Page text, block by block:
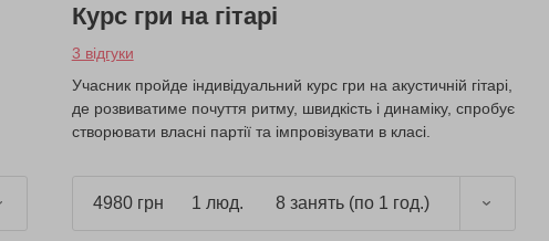
Курс гри на гітарі
3 відгуки
Учасник пройде індивідуальний курс гри на акустичній гітарі,
де розвиватиме почуття ритму, швидкість і динаміку, спробує
створювати власні партії та імпровізувати в класі.
4980 грн 1 люд. 8 занять (по 1 год.)